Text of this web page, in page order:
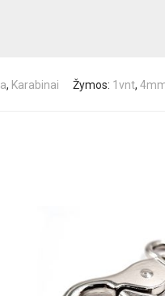
, Karabinai Žymos: 1vnt,